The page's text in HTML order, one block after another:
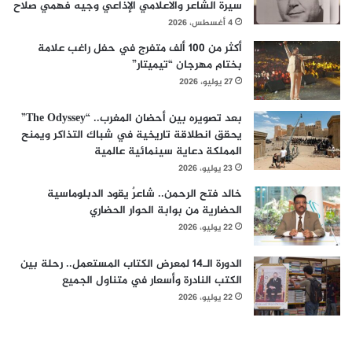
سيرة الشاعر والاعلامي الإذاعي وجيه فهمي صلاح
4 أغسطس، 2026
أكثر من 100 ألف متفرج في حفل راغب علامة
بختام مهرجان “تيميتار”
27 يوليو، 2026
بعد تصويره بين أحضان المغرب.. “The Odyssey”
يحقق انطلاقة تاريخية في شباك التذاكر ويمنح
المملكة دعاية سينمائية عالمية
23 يوليو، 2026
خالد فتح الرحمن.. شاعرٌ يقود الدبلوماسية
الحضارية من بوابة الحوار الحضاري
22 يوليو، 2026
الدورة الـ14 لمعرض الكتاب المستعمل.. رحلة بين
الكتب النادرة وأسعار في متناول الجميع
22 يوليو، 2026